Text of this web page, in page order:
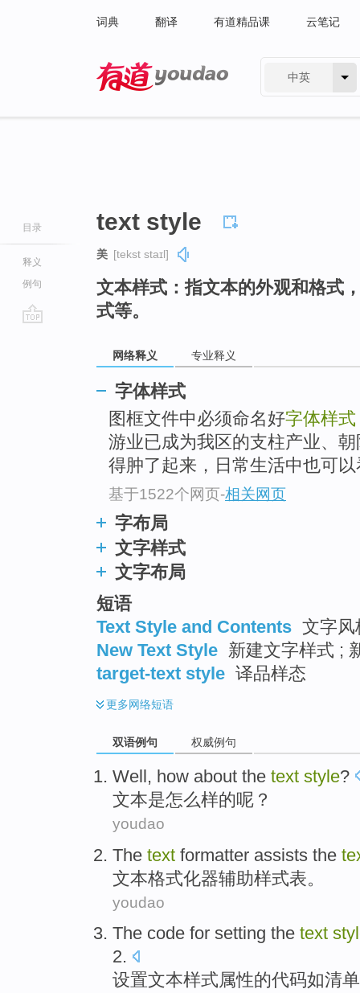
词典 翻译 有道精品课 云笔记
中英
目录
释义
例句
text style
美 [tekst staɪl]
文本样式：指文本的外观和格式
式等。
网络释义 专业释义
字体样式
图框文件中必须命名好字体样式
游业已成为我区的支柱产业、
得肿了起来，日常生活中也可
基于1522个网页-相关网页
字布局
文字样式
文字布局
短语
Text Style and Contents 文字风
New Text Style 新建文字样式 ;
target-text style 译品样态
更多网络短语
双语例句 权威例句
Well, how about the text style?
文本是怎么样的呢？
youdao
The text formatter assists the
文本格式化器辅助样式表。
youdao
The code for setting the text
2.
设置文本样式属性的代码如清单